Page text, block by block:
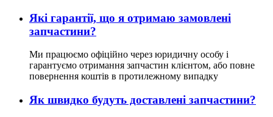
Які гарантії, що я отримаю замовлені
запчастини?
Ми працюємо офіційно через юридичну особу і
гарантуємо отримання запчастин клієнтом, або повне
повернення коштів в протилежному випадку
Як швидко будуть доставлені запчастини?